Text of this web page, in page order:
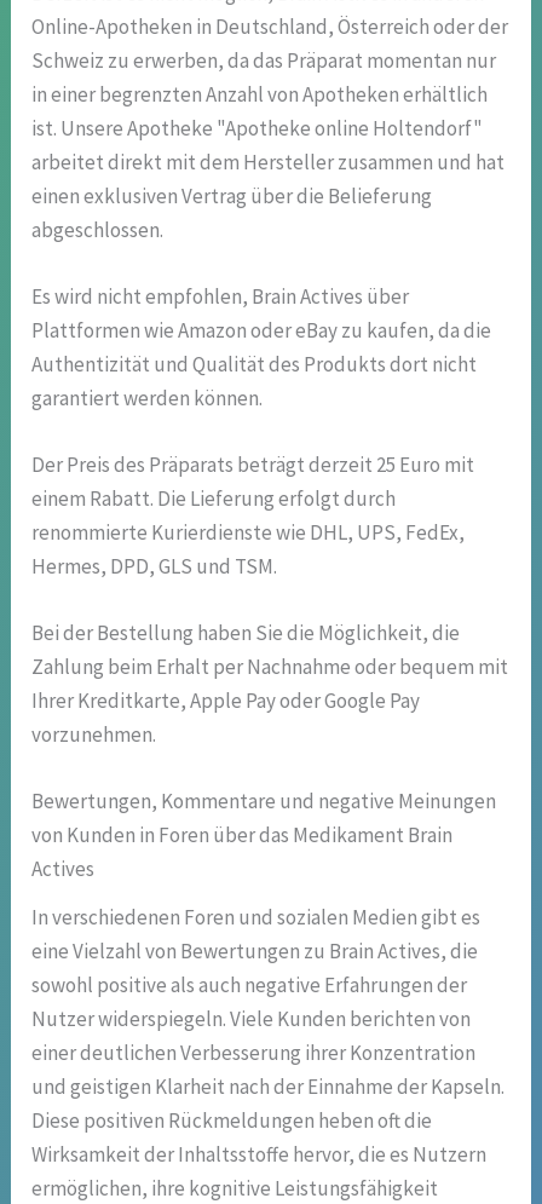
Online-Apotheken in Deutschland, Österreich oder der
Schweiz zu erwerben, da das Präparat momentan nur
in einer begrenzten Anzahl von Apotheken erhältlich
ist. Unsere Apotheke "Apotheke online Holtendorf"
arbeitet direkt mit dem Hersteller zusammen und hat
einen exklusiven Vertrag über die Belieferung
abgeschlossen.
Es wird nicht empfohlen, Brain Actives über
Plattformen wie Amazon oder eBay zu kaufen, da die
Authentizität und Qualität des Produkts dort nicht
garantiert werden können.
Der Preis des Präparats beträgt derzeit 25 Euro mit
einem Rabatt. Die Lieferung erfolgt durch
renommierte Kurierdienste wie DHL, UPS, FedEx,
Hermes, DPD, GLS und TSM.
Bei der Bestellung haben Sie die Möglichkeit, die
Zahlung beim Erhalt per Nachnahme oder bequem mit
Ihrer Kreditkarte, Apple Pay oder Google Pay
vorzunehmen.
Bewertungen, Kommentare und negative Meinungen
von Kunden in Foren über das Medikament Brain
Actives
In verschiedenen Foren und sozialen Medien gibt es
eine Vielzahl von Bewertungen zu Brain Actives, die
sowohl positive als auch negative Erfahrungen der
Nutzer widerspiegeln. Viele Kunden berichten von
einer deutlichen Verbesserung ihrer Konzentration
und geistigen Klarheit nach der Einnahme der Kapseln.
Diese positiven Rückmeldungen heben oft die
Wirksamkeit der Inhaltsstoffe hervor, die es Nutzern
ermöglichen, ihre kognitive Leistungsfähigkeit